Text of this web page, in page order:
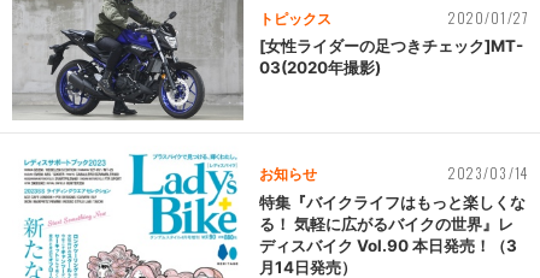
トピックス 2020/01/27
[女性ライダーの足つきチェック]MT-
03(2020年撮影)
お知らせ 2023/03/14
特集『バイクライフはもっと楽しくな
る！ 気軽に広がるバイクの世界』レ
ディスバイク Vol.90 本日発売！（3
月14日発売）